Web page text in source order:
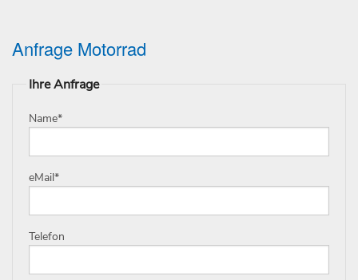
Anfrage Motorrad
Ihre Anfrage
Name*
eMail*
Telefon